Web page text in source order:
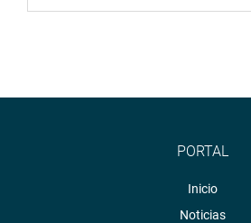
PORTAL
Inicio
Noticias